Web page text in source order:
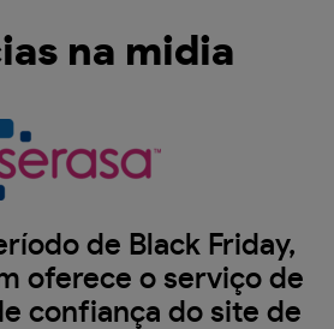
na midia
de Black Friday,
oferece o serviço de
confiança do site de